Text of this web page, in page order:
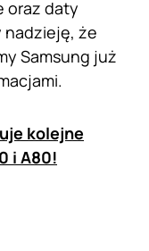
oraz daty
nadzieję, że
Samsung już
kolejne
i A80!